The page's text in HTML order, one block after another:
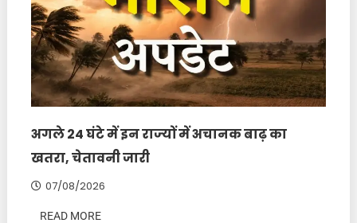
अगले 24 घंटे में इन राज्‍यों में अचानक बाढ़ का
खतरा, चेतावनी जारी
07/08/2026
READ MORE